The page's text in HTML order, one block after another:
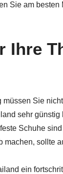
Sie am besten
Ihre
Sie
sehr
Schuhe
machen, sollte
ein